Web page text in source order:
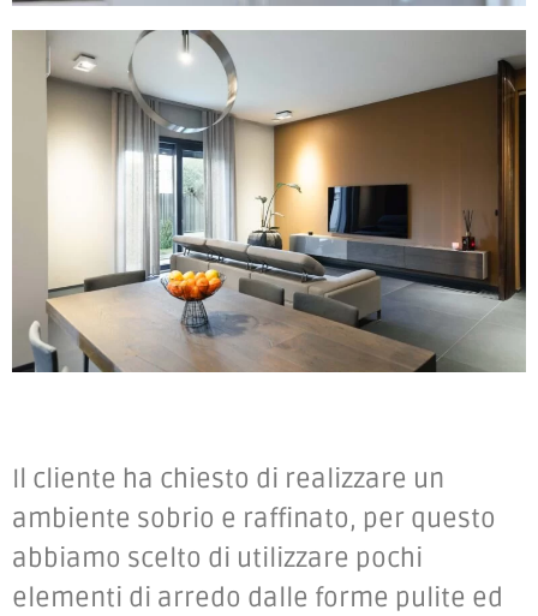
Il cliente ha chiesto di realizzare un
ambiente sobrio e raffinato, per questo
abbiamo scelto di utilizzare pochi
elementi di arredo dalle forme pulite ed